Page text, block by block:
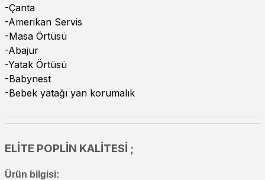
-Çanta
-Amerikan Servis
-Masa Örtüsü
-Abajur
-Yatak Örtüsü
-Babynest
-Bebek yatağı yan korumalık
ELİTE POPLİN KALİTESİ ;
Ürün bilgisi: